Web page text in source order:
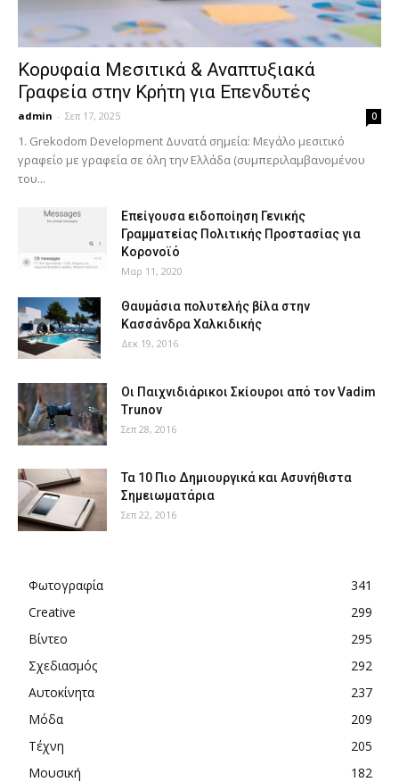
Κορυφαία Μεσιτικά & Αναπτυξιακά
Γραφεία στην Κρήτη για Επενδυτές
admin - Σεπ 17, 2025 0
1. Grekodom Development Δυνατά σημεία: Μεγάλο μεσιτικό
γραφείο με γραφεία σε όλη την Ελλάδα (συμπεριλαμβανομένου
του...
Επείγουσα ειδοποίηση Γενικής
Γραμματείας Πολιτικής Προστασίας για
Κορονοϊό
Μαρ 11, 2020
Θαυμάσια πολυτελής βίλα στην
Κασσάνδρα Χαλκιδικής
Δεκ 19, 2016
Οι Παιχνιδιάρικοι Σκίουροι από τον Vadim
Trunov
Σεπ 28, 2016
Τα 10 Πιο Δημιουργικά και Ασυνήθιστα
Σημειωματάρια
Σεπ 22, 2016
Φωτογραφία
341
Creative
299
Βίντεο
295
Σχεδιασμός
292
Αυτοκίνητα
237
Μόδα
209
Τέχνη
205
Μουσική
182